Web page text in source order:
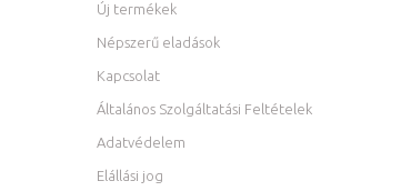
Új termékek
Népszerű eladások
Kapcsolat
Általános Szolgáltatási Feltételek
Adatvédelem
Elállási jog